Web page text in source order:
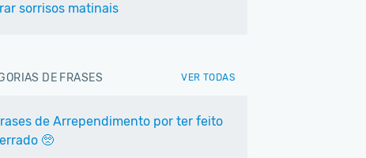
sorrisos matinais
DE FRASES VER TODAS
de Arrependimento por ter feito
🥺